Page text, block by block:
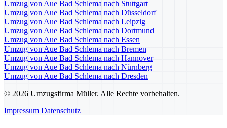
Umzug von Aue Bad Schlema nach Stuttgart
Umzug von Aue Bad Schlema nach Düsseldorf
Umzug von Aue Bad Schlema nach Leipzig
Umzug von Aue Bad Schlema nach Dortmund
Umzug von Aue Bad Schlema nach Essen
Umzug von Aue Bad Schlema nach Bremen
Umzug von Aue Bad Schlema nach Hannover
Umzug von Aue Bad Schlema nach Nürnberg
Umzug von Aue Bad Schlema nach Dresden
© 2026 Umzugsfirma Müller. Alle Rechte vorbehalten.
Impressum Datenschutz